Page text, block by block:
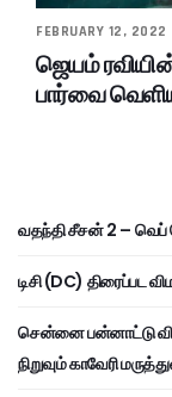
FEBRUARY 12, 2022
ஜெயம்
பார்வை
வதந்தி சீசன் 2 –
டிசி (DC) திரைப்பட
சென்னை பன்னாட்டு
நிறுவும் காவேரி